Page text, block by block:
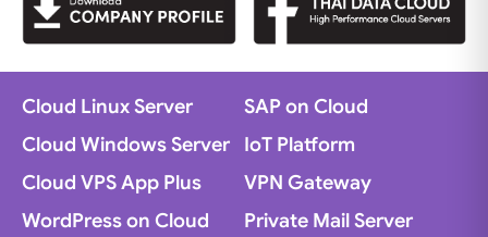
Cloud Linux Server
Cloud Windows Server
Cloud VPS App Plus
WordPress on Cloud
SAP on Cloud
IoT Platform
VPN Gateway
Private Mail Server